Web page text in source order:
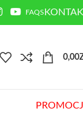
FAQS
0,00